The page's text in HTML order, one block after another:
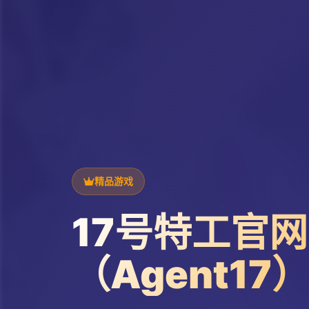
精品游戏
17号特工官网
（Agent17